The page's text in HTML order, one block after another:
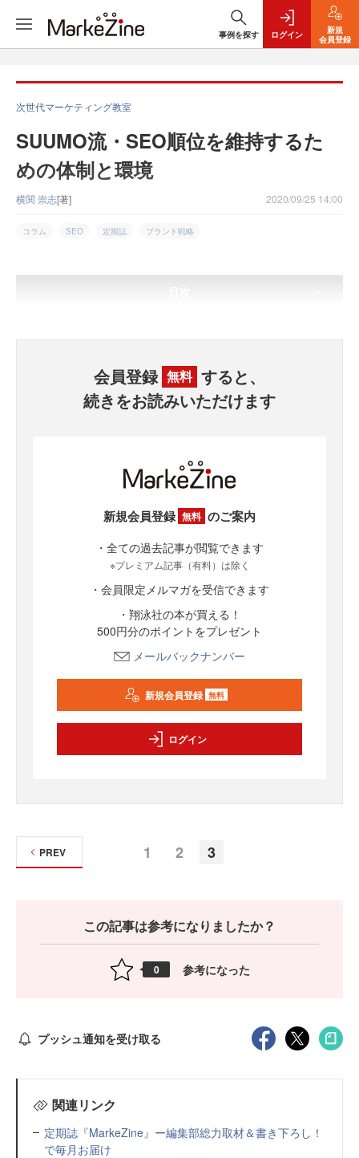
事例を探す ログイン
新規
会員登録
次世代マーケティング教室
SUUMO流・SEO順位を維持するた
めの体制と環境
横関 崇志[著] 2020/09/25 14:00
コラム SEO 定期誌 ブランド戦略
会員登録 無料 すると、
続きをお読みいただけます
新規会員登録 無料 のご案内
・全ての過去記事が閲覧できます
※プレミアム記事（有料）は除く
・会員限定メルマガを受信できます
・翔泳社の本が買える！
500円分のポイントをプレゼント
メールバックナンバー
新規会員登録 無料
ログイン
1 2 3
PREV
この記事は参考になりましたか？
0 参考になった
プッシュ通知を受け取る
関連リンク
定期誌『MarkeZine』ー編集部総力取材＆書き下ろし！
で毎月お届け